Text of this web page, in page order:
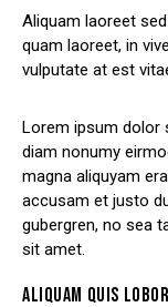
Aliquam laoreet
quam laoreet, in
vulputate at est
Lorem ipsum dolor
diam nonumy
magna aliquyam
accusam et justo
gubergren, no sea
sit amet.
ALIQUAM QUIS